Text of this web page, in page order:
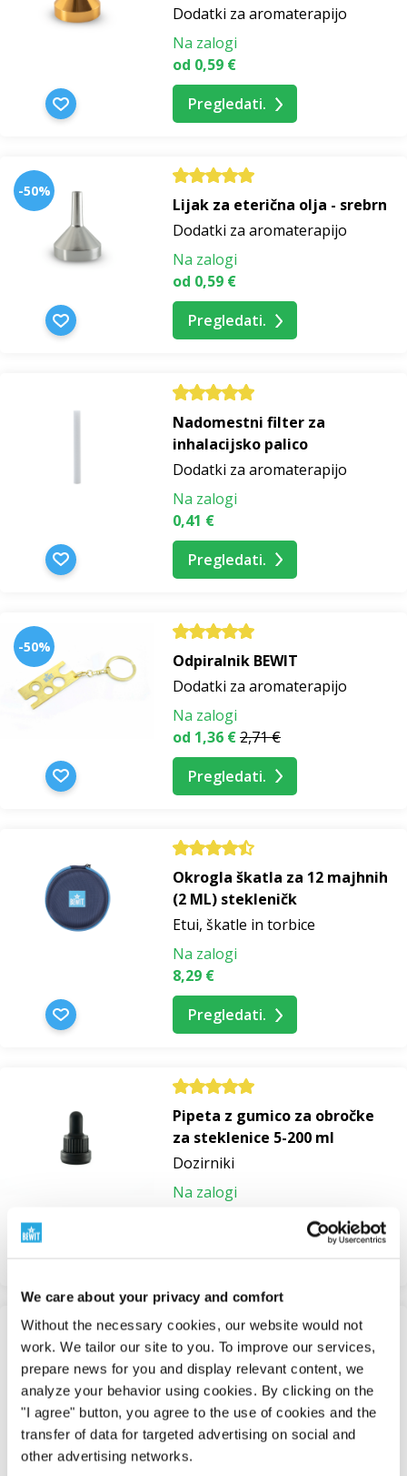
We care about your privacy and comfort
Without the necessary cookies, our website would not
work. We tailor our site to you. To improve our services,
prepare news for you and display relevant content, we
analyze your behavior using cookies. By clicking on the
"I agree" button, you agree to the use of cookies and the
transfer of data for targeted advertising on social and
other advertising networks.
Dodatki za aromaterapijo
Na zalogi
od 0,59 €
Pregledati.
-50%
Lijak za eterična olja - srebrn
Dodatki za aromaterapijo
Na zalogi
od 0,59 €
Pregledati.
Nadomestni filter za
inhalacijsko palico
Dodatki za aromaterapijo
Na zalogi
0,41 €
Pregledati.
-50%
Odpiralnik BEWIT
Dodatki za aromaterapijo
Na zalogi
od 1,36 €2,71 €
Pregledati.
Okrogla škatla za 12 majhnih
(2 ML) stekleničk
Etui, škatle in torbice
Na zalogi
8,29 €
Pregledati.
Pipeta z gumico za obročke
za steklenice 5-200 ml
Dozirniki
Na zalogi
Pladenj za 24 zvitkov
Lesene škatle in pladnji
Na zalogi
16,09 €
Pregledati.